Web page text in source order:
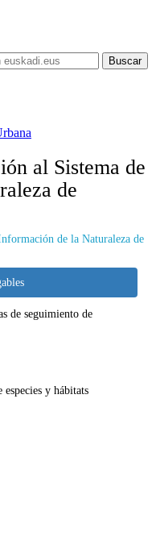
al Sistema de
de
de la Naturaleza de
de seguimiento de
y hábitats